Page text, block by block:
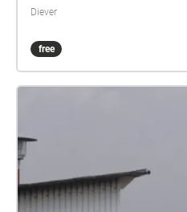
Diever
free